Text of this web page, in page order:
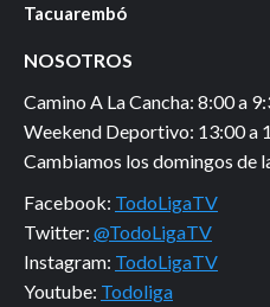
Tacuarembó
NOSOTROS
Camino A La Cancha: 8:00 a
Weekend Deportivo: 13:00 a
Cambiamos los domingos de
Facebook: TodoLigaTV
Twitter: @TodoLigaTV
Instagram: TodoLigaTV
Youtube: Todoliga